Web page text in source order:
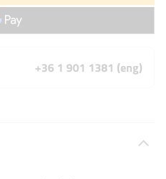
+36 1 901 1381 (eng)